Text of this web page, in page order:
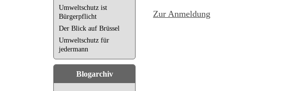
Umweltschutz ist
Bürgerpflicht
Der Blick auf Brüssel
Umweltschutz für
jedermann
Blogarchiv
Zur Anmeldung